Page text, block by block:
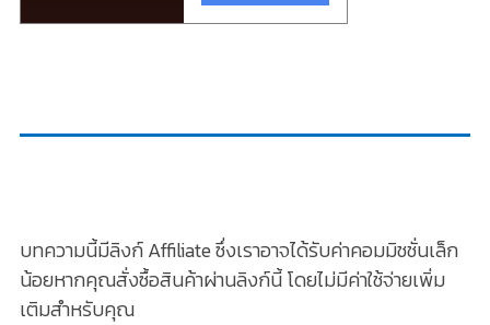
บทความนี้มีลิงก์ Affiliate ซึ่งเราอาจได้รับค่าคอมมิชชั่นเล็ก
น้อยหากคุณสั่งซื้อสินค้าผ่านลิงก์นี้ โดยไม่มีค่าใช้จ่ายเพิ่ม
เติมสำหรับคุณ